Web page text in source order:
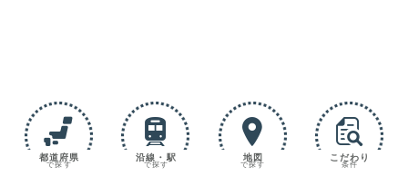
都道府県
で探す
沿線・駅
で探す
地図
で探す
こだわり
条件